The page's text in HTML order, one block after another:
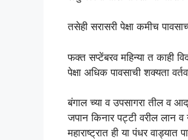
तसेही सरासरी पेक्षा कमीच
फक्त सप्टेंबरव महिन्या त काही
पेक्षा अधिक पावसाची शक्यता
बंगाल च्या व उपसागरा तील व
जपान किनार पट्टी वरील लान व
महाराष्ट्रात ही या पंधर वाड्यात